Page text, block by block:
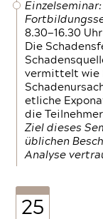
8.30—16.30 Uhr
Die
vermittelt wie
etliche
die
Ziel dieses
üblichen
Analyse
25